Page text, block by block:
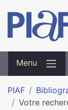
Menu
PIAF
Votre